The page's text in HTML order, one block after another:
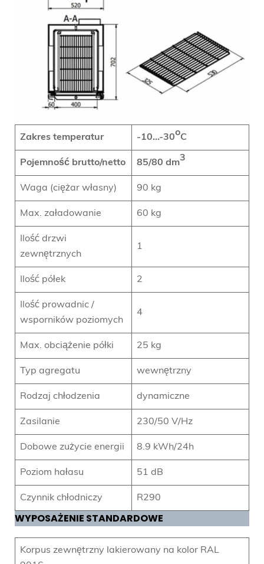
Zakres temperatur -10…-30oC
Pojemność brutto/netto 85/80 dm3
Waga (ciężar własny) 90 kg
Max. załadowanie 60 kg
Ilość drzwi
zewnętrznych
1
Ilość półek 2
Ilość prowadnic /
wsporników poziomych
4
Max. obciążenie półki 25 kg
Typ agregatu wewnętrzny
Rodzaj chłodzenia dynamiczne
Zasilanie 230/50 V/Hz
Dobowe zużycie energii 8.9 kWh/24h
Poziom hałasu 51 dB
Czynnik chłodniczy R290
WYPOSAŻENIE STANDARDOWE
Korpus zewnętrzny lakierowany na kolor RAL